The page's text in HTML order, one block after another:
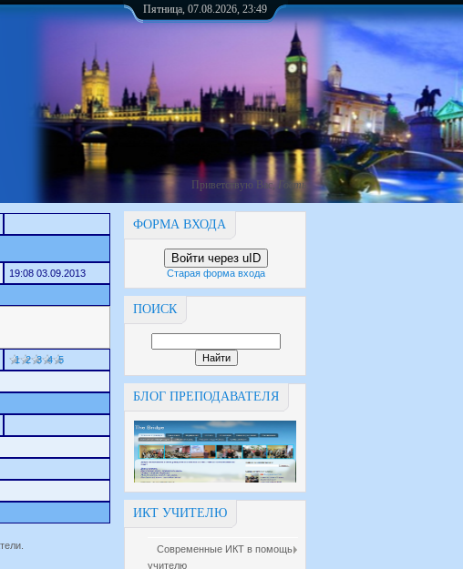
Пятница, 07.08.2026, 23:49
Приветствую Вас, Гость
ФОРМА ВХОДА
Войти через uID
Старая форма входа
ПОИСК
БЛОГ ПРЕПОДАВАТЕЛЯ
ИКТ УЧИТЕЛЮ
Современные ИКТ в помощь
учителю
19:08 03.09.2013
1 2 3 4 5